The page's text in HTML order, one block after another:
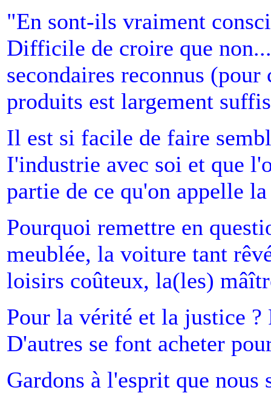
"En sont-ils vraiment
Difficile de croire que
secondaires reconnus
produits est largement
Il est si facile de faire
I'industrie avec soi et que
partie de ce qu'on appelle
Pourquoi remettre en
meublée, la voiture tant
loisirs coûteux, la(les)
Pour la vérité et la justice ?
D'autres se font acheter
Gardons à l'esprit que nous